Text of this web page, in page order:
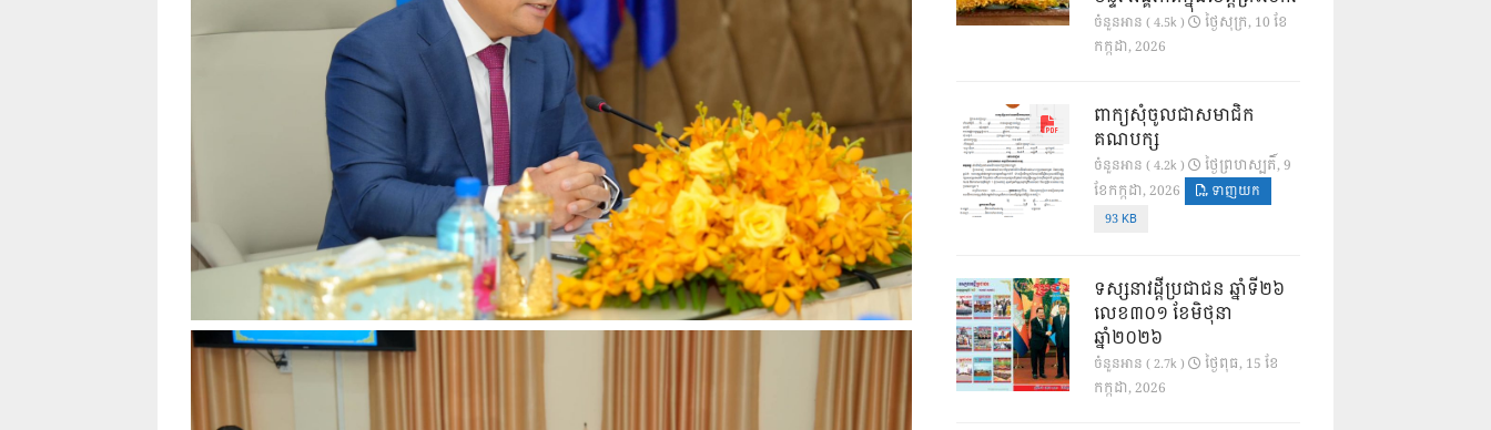
ចំនួនអាន ( 4.5k )
ថ្ងៃ​សុក្រ, 10 ខែ​
កក្កដា, 2026
ពាក្យសុំចូលជាសមាជិក
គណបក្ស
ចំនួនអាន ( 4.2k )
ថ្ងៃ​ព្រហស្បតិ៍, 9
ខែ​កក្កដា, 2026
ទាញយក
93 KB
ទស្សនាវដ្ដីប្រជាជន ឆ្នាំទី២៦
លេខ៣០១ ខែមិថុនា
ឆ្នាំ២០២៦
ចំនួនអាន ( 2.7k )
ថ្ងៃ​ពុធ, 15 ខែ​
កក្កដា, 2026